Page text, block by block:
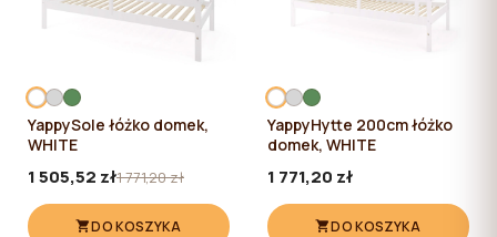
YappySole łóżko domek,
WHITE
1 505,52 zł1 771,20 zł
DO KOSZYKA
YappyHytte 200cm łóżko
domek, WHITE
1 771,20 zł
DO KOSZYKA